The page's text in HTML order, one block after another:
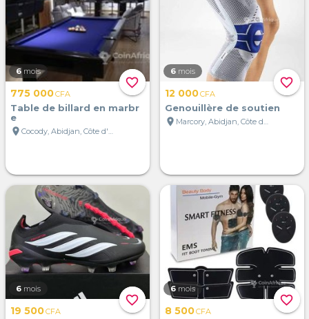
favorite_border
6 mois
775 000CFA
Table de billard en marbr
e
location_on
Cocody, Abidjan, Côte d'Ivoire
favorite_border
6 mois
12 000CFA
Genouillère de soutien
location_on
Marcory, Abidjan, Côte d'Ivoire
favorite_border
6 mois
19 500CFA
favorite_border
6 mois
8 500CFA